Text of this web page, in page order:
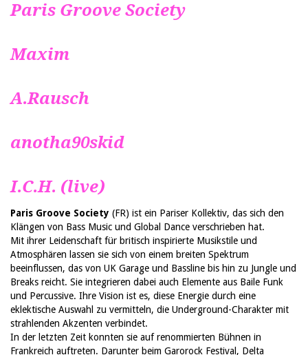
Paris Groove Society
Maxim
A.Rausch
anotha90skid
I.C.H. (live)
Paris Groove Society (FR) ist ein Pariser Kollektiv, das sich den
Klängen von Bass Music und Global Dance verschrieben hat.
Mit ihrer Leidenschaft für britisch inspirierte Musikstile und
Atmosphären lassen sie sich von einem breiten Spektrum
beeinflussen, das von UK Garage und Bassline bis hin zu Jungle und
Breaks reicht. Sie integrieren dabei auch Elemente aus Baile Funk
und Percussive. Ihre Vision ist es, diese Energie durch eine
eklektische Auswahl zu vermitteln, die Underground-Charakter mit
strahlenden Akzenten verbindet.
In der letzten Zeit konnten sie auf renommierten Bühnen in
Frankreich auftreten. Darunter beim Garorock Festival, Delta